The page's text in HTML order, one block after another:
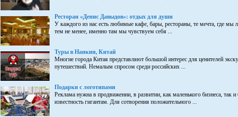
Ресторан «Денис Давыдов»: отдых для души
У каждого из нас есть любимые кафе, бары, рестораны, те мечта, где мы
тем не менее, именно там мы чувствуем себя ...
Туры в Нанкин, Китай
Многие города Китая представляют большой интерес для ценителей
путешествий. Немалым спросом среди российских ...
Подарки с логотипами
Реклама нужна в продвижении, в развитии, как маленького бизнеса,
известность гигантам. Для сотворения положительного ...